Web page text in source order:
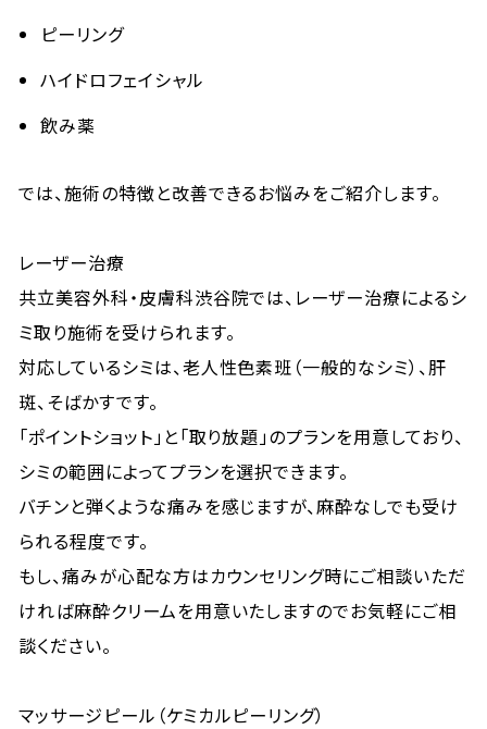
ピーリング
ハイドロフェイシャル
飲み薬
では、施術の特徴と改善できるお悩みをご紹介します。
レーザー治療
共立美容外科・皮膚科渋谷院では、レーザー治療によるシ
ミ取り施術を受けられます。
対応しているシミは、老人性色素班（一般的なシミ）、肝
斑、そばかすです。
「ポイントショット」と「取り放題」のプランを用意しており、
シミの範囲によってプランを選択できます。
バチンと弾くような痛みを感じますが、麻酔なしでも受け
られる程度です。
もし、痛みが心配な方はカウンセリング時にご相談いただ
ければ麻酔クリームを用意いたしますのでお気軽にご相
談ください。
マッサージピール（ケミカルピーリング）